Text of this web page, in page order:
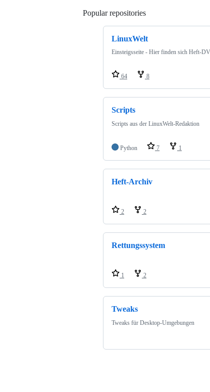
Popular repositories
LinuxWelt
Einsteigsseite - Hier finden sich Heft-
64 8
Scripts
Scripts aus der LinuxWelt-Redaktion
Python 7 1
Heft-Archiv
2 2
Rettungssystem
1 2
Tweaks
Tweaks für Desktop-Umgebungen